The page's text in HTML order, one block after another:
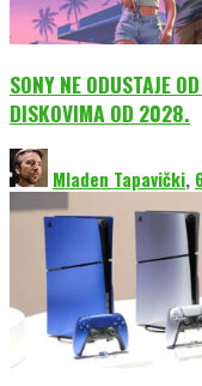
SONY NE ODUSTAJE
DISKOVIMA OD 2028.
Mladen Tapavički,